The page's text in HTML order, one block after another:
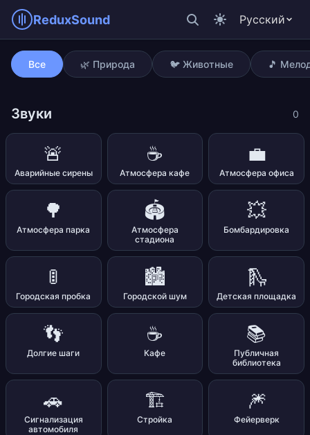
ReduxSound Русский
Журчащий ручей
Все 🌿 Природа 🐦 Животные 🎵
Звуки 0
🚨
Аварийные сирены
☕
Атмосфера кафе
💼
Атмосфера офиса
🌳
Атмосфера парка
🏟️
Атмосфера
стадиона
💥
Бомбардировка
🚦
Городская пробка
🏙️
Городской шум
🛝
Детская площадка
👣
Долгие шаги
☕
Кафе
📚
Публичная
библиотека
🚗
Сигнализация
автомобиля
🏗️
Стройка
🎆
Фейерверк